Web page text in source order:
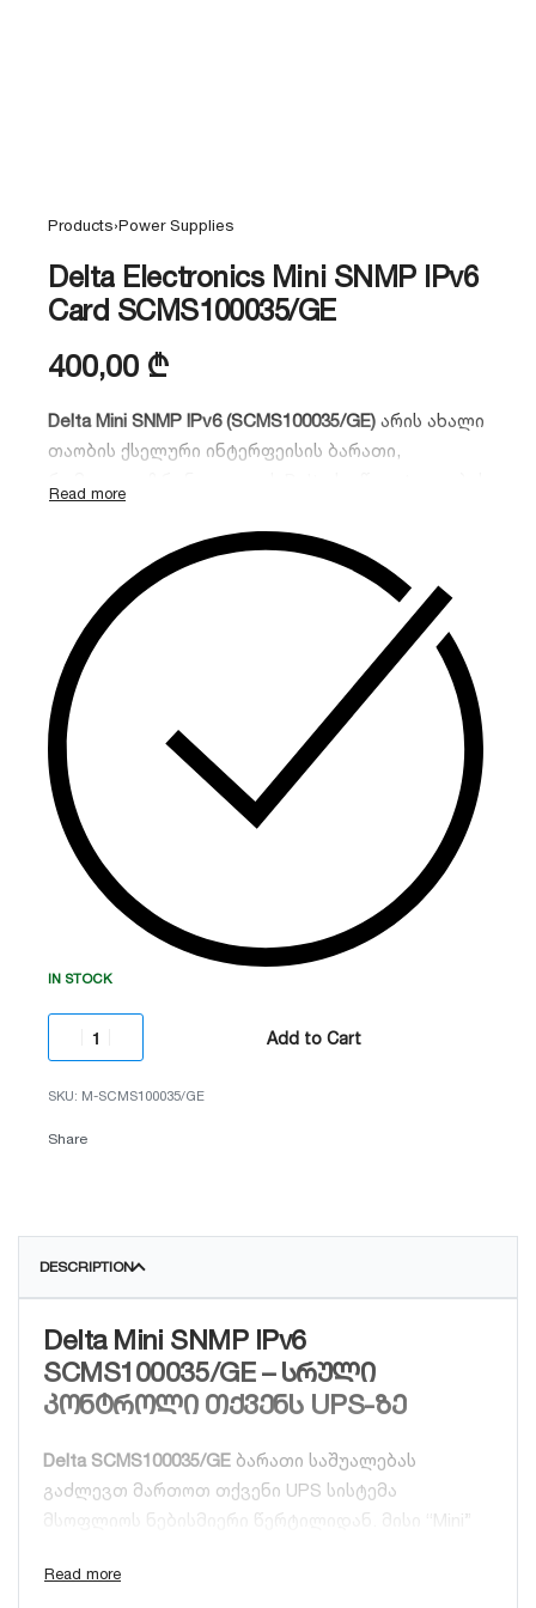
Products›Power Supplies
Delta Electronics Mini SNMP IPv6
Card SCMS100035/GE
400,00 ₾
Delta Mini SNMP IPv6 (SCMS100035/GE) არის ახალი
თაობის ქსელური ინტერფეისის ბარათი,
ფორმატი: Mini Slot (კომპაქტური დიზაინი).
სიჩქარე: 10/100/1000 Mbps Gigabit Ethernet.
IPv6 და IPv4 სრული
მხარდაჭერა.
დისტანციური მონიტორინგი,
მართვა და სისტემის უსაფრთხო გათიშვა
(Shutdown).
უსაფრთხოება:
SNMPv3, HTTPS და SSH
მხარდაჭერა.
IN STOCK
Add to Cart
M-SCMS100035/GE
Share
DESCRIPTION
Delta Mini SNMP IPv6
SCMS100035/GE – სრული
კონტროლი თქვენს UPS-ზე
Delta SCMS100035/GE ბარათი საშუალებას
გაძლევთ მართოთ თქვენი UPS სისტემა
მსოფლიოს ნებისმიერი წერტილიდან. მისი “Mini”
თანამედროვე UPS-ების მოდელებისთვის, სადაც